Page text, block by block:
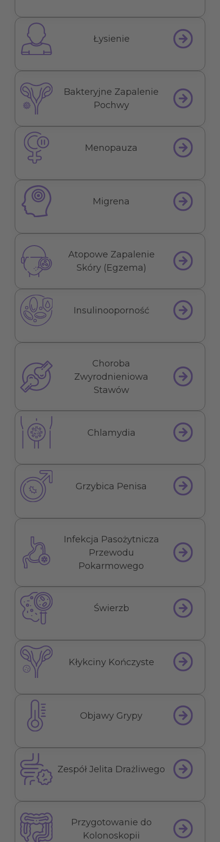
Łysienie
Bakteryjne Zapalenie
Pochwy
Menopauza
Migrena
Atopowe Zapalenie
Skóry (Egzema)
Insulinooporność
Choroba
Zwyrodnieniowa
Stawów
Chlamydia
Grzybica Penisa
Infekcja Pasożytnicza
Przewodu
Pokarmowego
Świerzb
Kłykciny Kończyste
Objawy Grypy
Zespół Jelita Drażliwego
Przygotowanie do
Kolonoskopii